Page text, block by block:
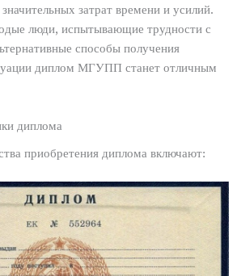
затрат времени и усилий.
люди, испытывающие трудности с
способы получения
диплом МГУПП станет отличным
диплома
приобретения диплома включают: